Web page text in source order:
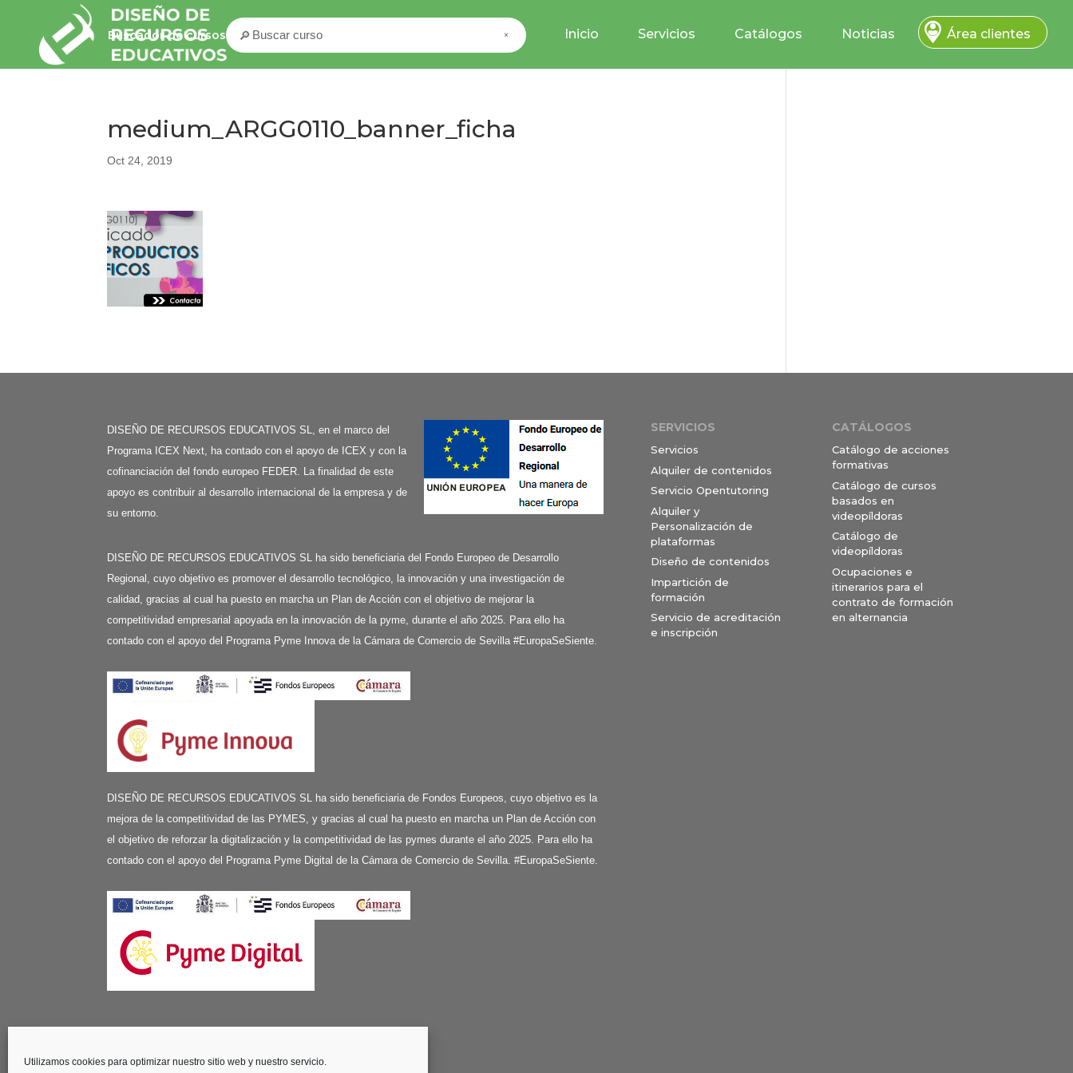
Utilizamos cookies para optimizar nuestro sitio web y nuestro servicio.
Buscador de cursos 🔎 × Inicio Servicios Catálogos Noticias Área clientes
medium_ARGG0110_banner_ficha
Oct 24, 2019
DISEÑO DE RECURSOS EDUCATIVOS SL, en el marco del
Programa ICEX Next, ha contado con el apoyo de ICEX y con la
cofinanciación del fondo europeo FEDER. La finalidad de este
apoyo es contribuir al desarrollo internacional de la empresa y de
su entorno.
DISEÑO DE RECURSOS EDUCATIVOS SL ha sido beneficiaria del Fondo Europeo de Desarrollo
Regional, cuyo objetivo es promover el desarrollo tecnológico, la innovación y una investigación de
calidad, gracias al cual ha puesto en marcha un Plan de Acción con el objetivo de mejorar la
competitividad empresarial apoyada en la innovación de la pyme, durante el año 2025. Para ello ha
contado con el apoyo del Programa Pyme Innova de la Cámara de Comercio de Sevilla #EuropaSeSiente.
DISEÑO DE RECURSOS EDUCATIVOS SL ha sido beneficiaria de Fondos Europeos, cuyo objetivo es la
mejora de la competitividad de las PYMES, y gracias al cual ha puesto en marcha un Plan de Acción con
el objetivo de reforzar la digitalización y la competitividad de las pymes durante el año 2025. Para ello ha
contado con el apoyo del Programa Pyme Digital de la Cámara de Comercio de Sevilla. #EuropaSeSiente.
41007 Sevilla
SERVICIOS
Servicios
Alquiler de contenidos
Servicio Opentutoring
Alquiler y
Personalización de
plataformas
Diseño de contenidos
Impartición de
formación
Servicio de acreditación
e inscripción
CATÁLOGOS
Catálogo de acciones
formativas
Catálogo de cursos
basados en
videopíldoras
Catálogo de
videopíldoras
Ocupaciones e
itinerarios para el
contrato de formación
en alternancia